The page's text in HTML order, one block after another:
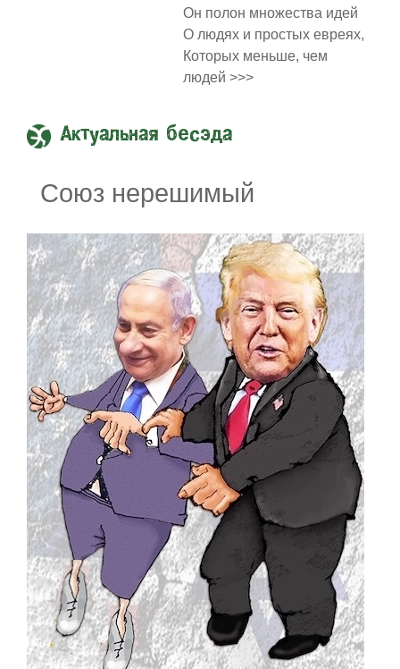
Он полон множества идей
О людях и простых евреях,
Которых меньше, чем
людей >>>
Актуальная бесэда
Союз нерешимый